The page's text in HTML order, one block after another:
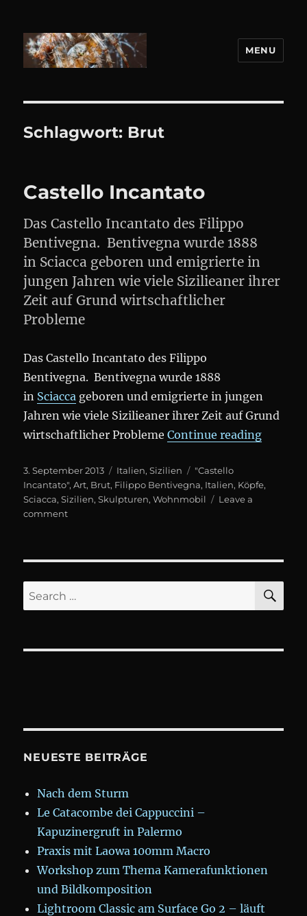
MENU
Schlagwort: Brut
Castello Incantato
Das Castello Incantato des Filippo
Bentivegna. Bentivegna wurde 1888
in Sciacca geboren und emigrierte in
jungen Jahren wie viele Sizilieaner ihrer
Zeit auf Grund wirtschaftlicher
Probleme
Das Castello Incantato des Filippo
Bentivegna. Bentivegna wurde 1888
in Sciacca geboren und emigrierte in jungen
Jahren wie viele Sizilieaner ihrer Zeit auf Grund
wirtschaftlicher ProblemeContinue reading
Posted
on
3. September 2013 Categories
Italien,Sizilien Tags
"Castello
Incantato",Art, Brut, Filippo Bentivegna, Italien, Köpfe,
Sciacca,Sizilien,Skulpturen,Wohnmobil
Leave a
commenton
Search
for:
NEUESTE BEITRÄGE
Nach dem Sturm
Le Catacombe dei Cappuccini –
Kapuzinergruft in Palermo
Praxis mit Laowa 100mm Macro
Workshop zum Thema Kamerafunktionen
und Bildkomposition
Lightroom Classic am Surface Go 2 – läuft